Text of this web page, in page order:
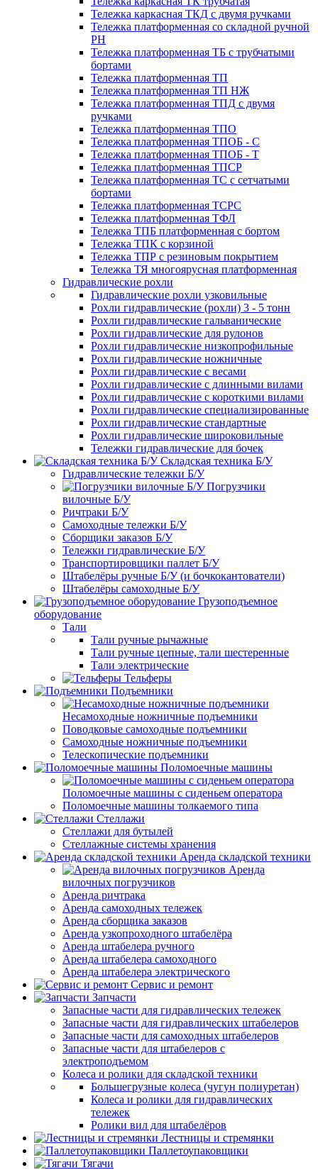
Тележка каркасная ТКД с двумя ручками
Тележка платформенная со складной ручной
PH
Тележка платформенная ТБ с трубчатыми
бортами
Тележка платформенная ТП
Тележка платформенная ТП НЖ
Тележка платформенная ТПД с двумя
ручками
Тележка платформенная ТПО
Тележка платформенная ТПОБ - С
Тележка платформенная ТПОБ - Т
Тележка платформенная ТПСР
Тележка платформенная ТС с сетчатыми
бортами
Тележка платформенная ТСРС
Тележка платформенная ТФЛ
Тележка ТПБ платформенная с бортом
Тележка ТПК с корзиной
Тележка ТПР с резиновым покрытием
Тележка ТЯ многоярусная платформенная
Гидравлические рохли
Гидравлические рохли узковильные
Рохли гидравлические (рохли) 3 - 5 тонн
Рохли гидравлические гальванические
Рохли гидравлические для рулонов
Рохли гидравлические низкопрофильные
Рохли гидравлические ножничные
Рохли гидравлические с весами
Рохли гидравлические с длинными вилами
Рохли гидравлические с короткими вилами
Рохли гидравлические специализированные
Рохли гидравлические стандартные
Рохли гидравлические широковильные
Тележки гидравлические для бочек
Складская техника Б/У
Гидравлические тележки Б/У
Погрузчики
вилочные Б/У
Ричтраки Б/У
Самоходные тележки Б/У
Сборщики заказов Б/У
Тележки гидравлические Б/У
Транспортировщики паллет Б/У
Штабелёры ручные Б/У (и бочкокантователи)
Штабелёры самоходные Б/У
Грузоподъемное
оборудование
Тали
Тали ручные рычажные
Тали ручные цепные, тали шестеренные
Тали электрические
Тельферы
Подъемники
Несамоходные ножничные подъемники
Поводковые самоходные подъемники
Самоходные ножничные подъемники
Телескопические подъемники
Поломоечные машины
Поломоечные машины с сиденьем оператора
Поломоечные машины толкаемого типа
Стеллажи
Стеллажи для бутылей
Стеллажные системы хранения
Аренда складской техники
Аренда
вилочных погрузчиков
Аренда ричтрака
Аренда самоходных тележек
Аренда сборщика заказов
Аренда узкопроходного штабелёра
Аренда штабелера ручного
Аренда штабелера самоходного
Аренда штабелера электрического
Сервис и ремонт
Запчасти
Запасные части для гидравлических тележек
Запасные части для гидравлических штабелеров
Запасные части для самоходных штабелеров
Запасные части для штабелеров с
электроподъемом
Колеса и ролики для складской техники
Большегрузные колеса (чугун полиуретан)
Колеса и ролики для гидравлических
тележек
Ролики вил для штабелёров
Лестницы и стремянки
Паллетоупаковщики
Тягачи